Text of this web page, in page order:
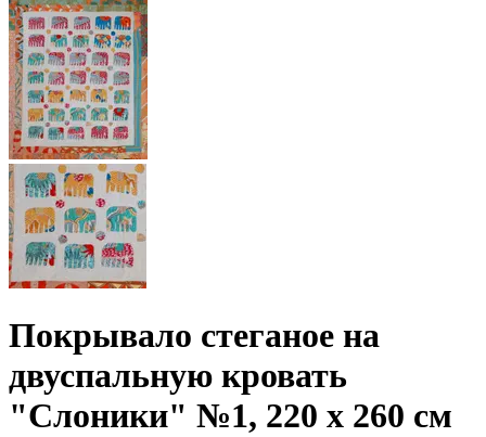
Покрывало стеганое на
двуспальную кровать
"Слоники" №1, 220 х 260 см